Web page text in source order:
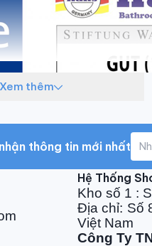
phẩm chính hãng 100%
Xem thêm
thông tin mới nhất
Hệ Thống
Kho số 1 :
Địa chỉ: Số
Việt Nam
Công Ty